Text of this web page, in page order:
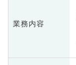
業務内容